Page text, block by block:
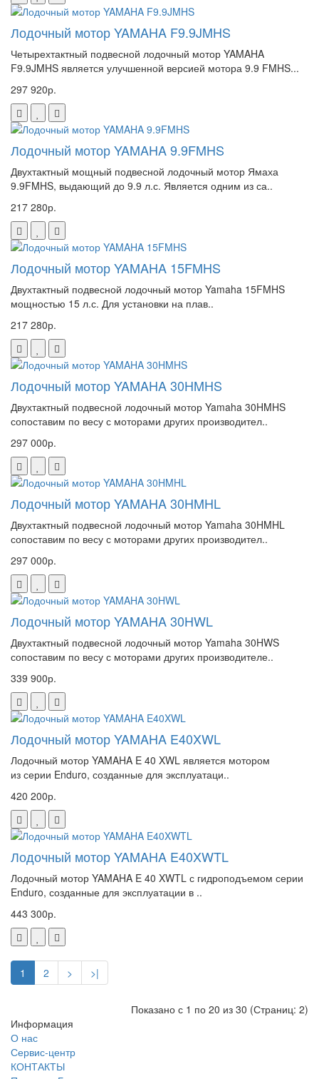
Лодочный мотор YAMAHA F9.9JMHS
Четырехтактный подвесной лодочный мотор YAMAHA
F9.9JMHS является улучшенной версией мотора 9.9 FMHS...
297 920р.
Лодочный мотор YAMAHA 9.9FMHS
Двухтактный мощный подвесной лодочный мотор Ямаха
9.9FMHS, выдающий до 9.9 л.с. Является одним из са..
217 280р.
Лодочный мотор YAMAHA 15FMHS
Двухтактный подвесной лодочный мотор Yamaha 15FMHS
мощностью 15 л.с. Для установки на плав..
217 280р.
Лодочный мотор YAMAHA 30HMHS
Двухтактный подвесной лодочный мотор Yamaha 30HMHS
сопоставим по весу с моторами других производител..
297 000р.
Лодочный мотор YAMAHA 30HMHL
Двухтактный подвесной лодочный мотор Yamaha 30HMHL
сопоставим по весу с моторами других производител..
297 000р.
Лодочный мотор YAMAHA 30HWL
Двухтактный подвесной лодочный мотор Yamaha 30HWS
сопоставим по весу с моторами других производителе..
339 900р.
Лодочный мотор YAMAHA E40XWL
Лодочный мотор YAMAHA E 40 XWL является мотором
из серии Enduro, созданные для эксплуатаци..
420 200р.
Лодочный мотор YAMAHA E40XWTL
Лодочный мотор YAMAHA E 40 XWTL с гидроподъемом серии
Enduro, созданные для эксплуатации в ..
443 300р.
1 2 > >|
Показано с 1 по 20 из 30 (Страниц: 2)
Информация
О нас
Сервис-центр
КОНТАКТЫ